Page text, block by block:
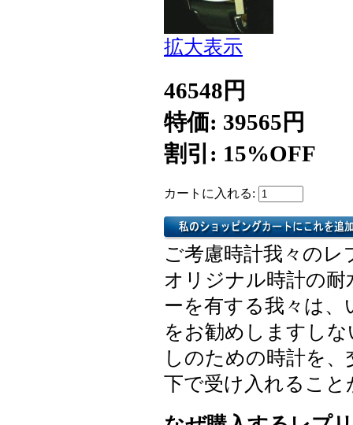
拡大表示
46548円
特価: 39565円
割引: 15%OFF
カートに入れる:
ご考慮時計我々の
オリジナル時計の
ーを有する我々は
をお勧めしますし
しのための時計を
下で受け入れるこ